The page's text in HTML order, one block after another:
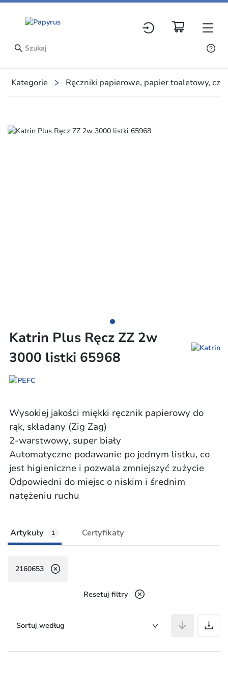
Kategorie Ręczniki papierowe, papier toaletowy,
Slide 1 of 1
Katrin Plus Ręcz ZZ 2w
3000 listki 65968
Wysokiej jakości miękki ręcznik papierowy do
rąk, składany (Zig Zag)
2-warstwowy, super biały
Automatyczne podawanie po jednym listku, co
jest higieniczne i pozwala zmniejszyć zużycie
Odpowiedni do miejsc o niskim i średnim
natężeniu ruchu
Artykuły 1 Certyfikaty
2160653
Resetuj filtry
Sortuj według